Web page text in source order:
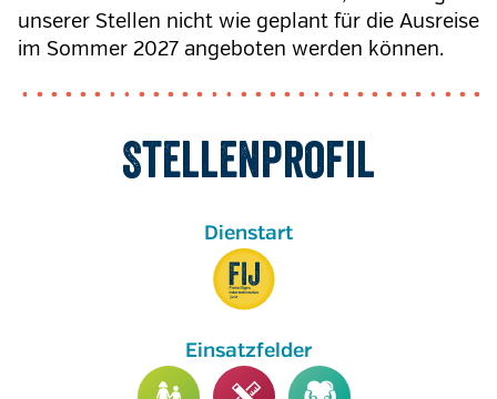
unserer Stellen nicht wie geplant für die Ausreise
im Sommer 2027 angeboten werden können.
Stellenprofil